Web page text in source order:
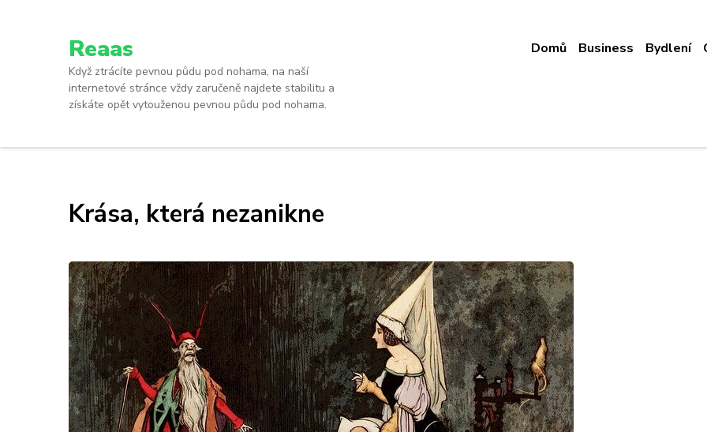
Reaas
Když ztrácíte pevnou půdu pod nohama, na naší
internetové stránce vždy zaručeně najdete stabilitu a
získáte opět vytouženou pevnou půdu pod nohama.
Domů Business Bydlení
Krása, která nezanikne